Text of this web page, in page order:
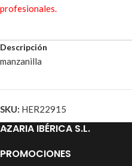
profesionales.
Descripción
manzanilla
SKU: HER22915
AZARIA IBÉRICA S.L.
PROMOCIONES